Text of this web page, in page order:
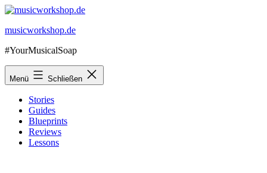
Zum
springen
musicworkshop.de
#YourMusicalSoap
Menü Schließen
Stories
Guides
Blueprints
Reviews
Lessons